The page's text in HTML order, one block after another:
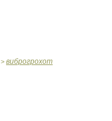
> виброгрохот